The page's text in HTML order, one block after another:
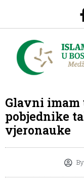
Glavni
pobjednike
vjeronauke
By